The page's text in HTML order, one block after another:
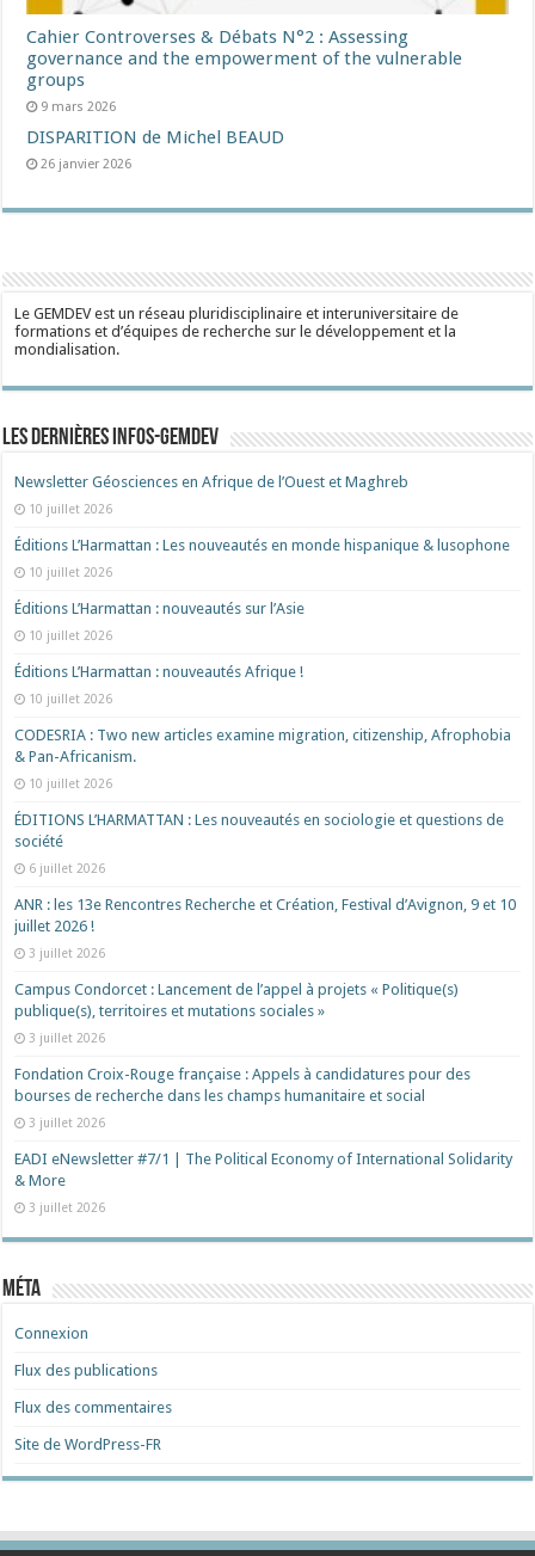
Cahier Controverses & Débats N°2 : Assessing
governance and the empowerment of the vulnerable
groups
9 mars 2026
DISPARITION de Michel BEAUD
26 janvier 2026
Le GEMDEV est un réseau pluridisciplinaire et interuniversitaire de
formations et d’équipes de recherche sur le développement et la
mondialisation.
Les dernières Infos-Gemdev
Newsletter Géosciences en Afrique de l’Ouest et Maghreb
10 juillet 2026
Éditions L’Harmattan : Les nouveautés en monde hispanique & lusophone
10 juillet 2026
Éditions L’Harmattan : nouveautés sur l’Asie
10 juillet 2026
Éditions L’Harmattan : nouveautés Afrique !​
10 juillet 2026
CODESRIA : Two new articles examine migration, citizenship, Afrophobia
& Pan-Africanism.
10 juillet 2026
ÉDITIONS L’HARMATTAN : Les nouveautés en sociologie et questions de
société
6 juillet 2026
ANR : les 13e Rencontres Recherche et Création, Festival d’Avignon, 9 et 10
juillet 2026 !
3 juillet 2026
Campus Condorcet : Lancement de l’appel à projets « Politique(s)
publique(s), territoires et mutations sociales »
3 juillet 2026
Fondation Croix-Rouge française : Appels à candidatures pour des
bourses de recherche dans les champs humanitaire et social
3 juillet 2026
EADI eNewsletter #7/1 | The Political Economy of International Solidarity
& More
3 juillet 2026
Méta
Connexion
Flux des publications
Flux des commentaires
Site de WordPress-FR